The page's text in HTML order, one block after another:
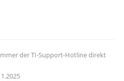
der TI-Support-Hotline direkt